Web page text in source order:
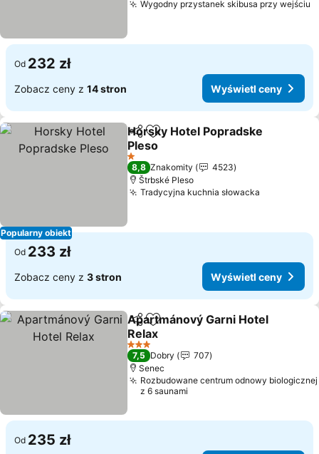
Wygodny przystanek skibusa przy wejściu
Od 232 zł
Zobacz ceny z 14 stron Wyświetl ceny
Popularny obiekt
Udostępnij
Dodaj do ulubionych
Horsky Hotel Popradske
Pleso
1 Kategoria
8,8 Znakomity
4523
Štrbské Pleso
Tradycyjna kuchnia słowacka
Od 233 zł
Zobacz ceny z 3 stron Wyświetl ceny
Udostępnij
Dodaj do ulubionych
Apartmánový Garni Hotel
Relax
3 Kategoria
7,5 Dobry
707
Senec
Rozbudowane centrum odnowy biologicznej
z 6 saunami
Od 235 zł